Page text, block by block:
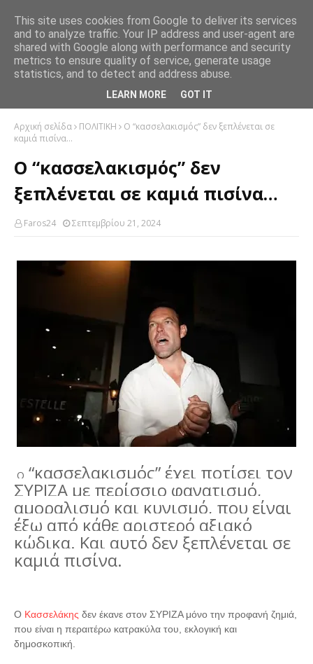
Αρχική σελίδα ΠΟΛΙΤΙΚΗ
Ο “κασσελακισμός” δεν ξεπλένεται σε
καμιά πισίνα…
Ο “κασσελακισμός” δεν
ξεπλένεται σε καμιά πισίνα…
Faros24 Σεπτεμβρίου 21, 2024
Ο “κασσελακισμός” έχει ποτίσει τον
ΣΥΡΙΖΑ με περίσσιο φανατισμό,
αμοραλισμό και κυνισμό, που είναι
έξω από κάθε αριστερό αξιακό
κώδικα. Και αυτό δεν ξεπλένεται σε
καμιά πισίνα.
Ο Κασσελάκης δεν έκανε στον ΣΥΡΙΖΑ μόνο την προφανή ζημιά,
που είναι η περαιτέρω κατρακύλα του, εκλογική και
δημοσκοπική.
This site uses cookies from Google to deliver its services
and to analyze traffic. Your IP address and user-agent are
shared with Google along with performance and security
metrics to ensure quality of service, generate usage
statistics, and to detect and address abuse.
LEARN MORE GOT IT